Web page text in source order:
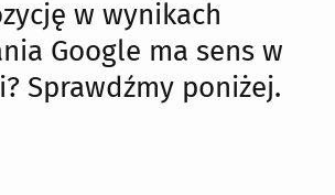
w wynikach
Google ma sens w
Sprawdźmy poniżej.